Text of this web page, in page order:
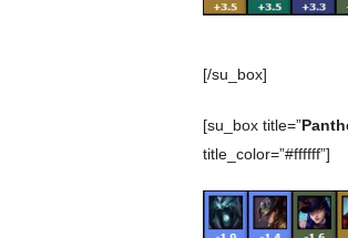
[/su_box]
[su_box title=”
title_color=”#ffffff”]